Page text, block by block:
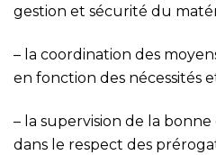
gestion et sécurité du
– la coordination des
en fonction des nécessités
– la supervision de la
dans le respect des